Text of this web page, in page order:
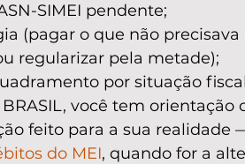
SIMEI pendente;
(pagar o que não
regularizar pela metade);
por situação
BRASIL, você tem
feito para a sua realidade
do MEI, quando for a